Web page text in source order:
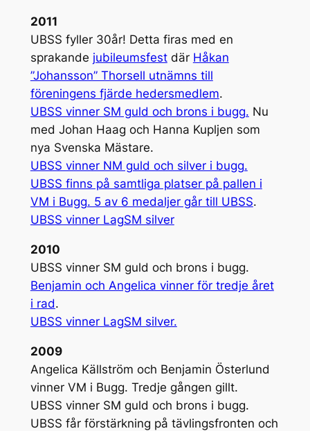
2011
UBSS fyller 30år! Detta firas med en
sprakande jubileumsfestdär Håkan
”Johansson” Thorsell utnämns till
föreningens fjärde hedersmedlem.
UBSS vinner SM guld och brons i bugg. Nu
med Johan Haag och Hanna Kupljen som
nya Svenska Mästare.
UBSS vinner NM guld och silver i bugg.
UBSS finns på samtliga platser på pallen i
VM i Bugg. 5 av 6 medaljer går till UBSS.
UBSS vinner LagSM silver
2010
UBSS vinner SM guld och brons i bugg.
Benjamin och Angelica vinner för tredje året
i rad.
UBSS vinner LagSM silver.
2009
Angelica Källström och Benjamin Österlund
vinner VM i Bugg. Tredje gången gillt.
UBSS vinner SM guld och brons i bugg.
UBSS får förstärkning på tävlingsfronten och